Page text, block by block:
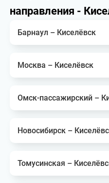
направления -
Барнаул – Киселёвск
Москва – Киселёвск
Омск-пассажирский –
Новосибирск –
Томусинская –